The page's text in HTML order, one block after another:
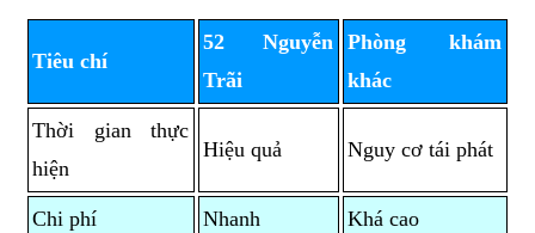
Tiêu chí
52 Nguyễn
Trãi
Phòng khám
khác
Thời gian thực
hiện
Hiệu quả Nguy cơ tái phát
Chi phí Nhanh Khá cao